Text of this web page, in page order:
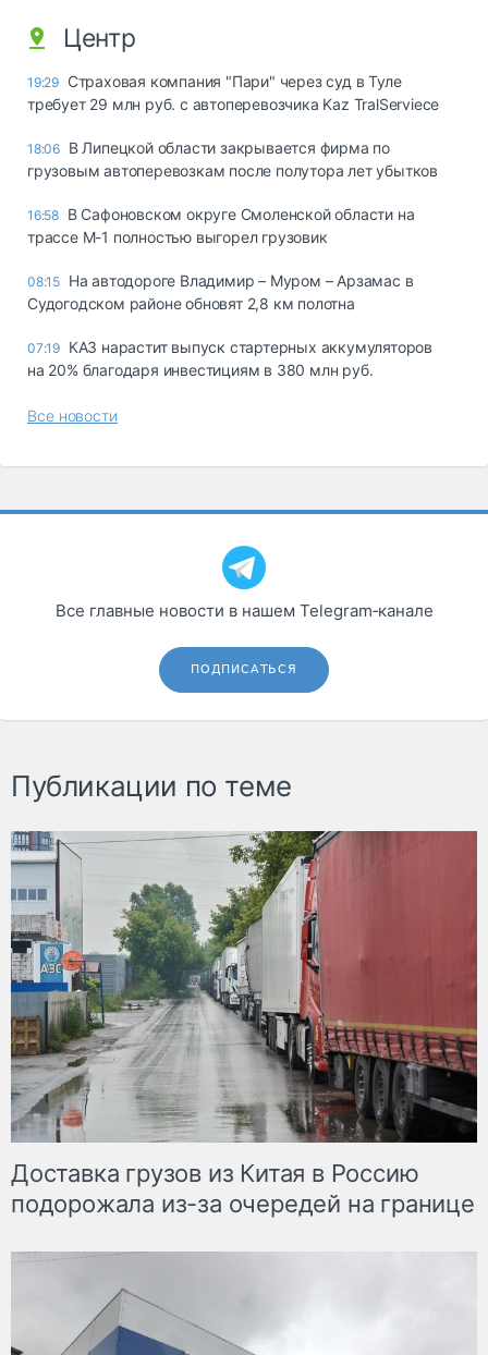
Центр
19:29 Страховая компания "Пари" через суд в Туле
требует 29 млн руб. с автоперевозчика Kaz TralServiece
18:06 В Липецкой области закрывается фирма по
грузовым автоперевозкам после полутора лет убытков
16:58 В Сафоновском округе Смоленской области на
трассе М-1 полностью выгорел грузовик
08:15 На автодороге Владимир – Муром – Арзамас в
Судогодском районе обновят 2,8 км полотна
07:19 КАЗ нарастит выпуск стартерных аккумуляторов
на 20% благодаря инвестициям в 380 млн руб.
Все новости
Все главные новости в нашем Telegram‑канале
ПОДПИСАТЬСЯ
Публикации по теме
Доставка грузов из Китая в Россию
подорожала из-за очередей на границе